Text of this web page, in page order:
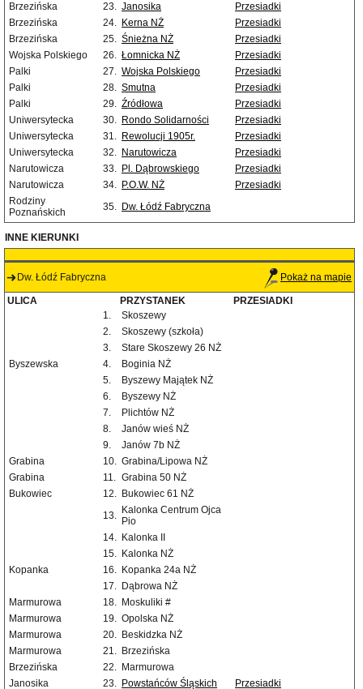
Brzezińska
23. Janosika
Przesiadki
Brzezińska
24. Kerna NŻ
Przesiadki
Brzezińska
25. Śnieżna NŻ
Przesiadki
Wojska Polskiego
26. Łomnicka NŻ
Przesiadki
Palki
27. Wojska Polskiego
Przesiadki
Palki
28. Smutna
Przesiadki
Palki
29. Źródłowa
Przesiadki
Uniwersytecka
30. Rondo Solidarności
Przesiadki
Uniwersytecka
31. Rewolucji 1905r.
Przesiadki
Uniwersytecka
32. Narutowicza
Przesiadki
Narutowicza
33. Pl. Dąbrowskiego
Przesiadki
Narutowicza
34. P.O.W. NŻ
Przesiadki
Rodziny
Poznańskich
35. Dw. Łódź Fabryczna
INNE KIERUNKI
Dw. Łódź Fabryczna Pokaż na mapie
ULICA PRZYSTANEK
PRZESIADKI
1.
Skoszewy
2.
Skoszewy (szkoła)
3.
Stare Skoszewy 26 NŻ
Byszewska
4.
Boginia NŻ
5.
Byszewy Majątek NŻ
6.
Byszewy NŻ
7.
Plichtów NŻ
8.
Janów wieś NŻ
9.
Janów 7b NŻ
Grabina
10. Grabina/Lipowa NŻ
Grabina
11. Grabina 50 NŻ
Bukowiec
12. Bukowiec 61 NŻ
13. Kalonka Centrum Ojca
Pio
14. Kalonka II
15. Kalonka NŻ
Kopanka
16. Kopanka 24a NŻ
17. Dąbrowa NŻ
Marmurowa
18. Moskuliki #
Marmurowa
19. Opolska NŻ
Marmurowa
20. Beskidzka NŻ
Marmurowa
21. Brzezińska
Brzezińska
22. Marmurowa
Janosika
23. Powstańców Śląskich Przesiadki